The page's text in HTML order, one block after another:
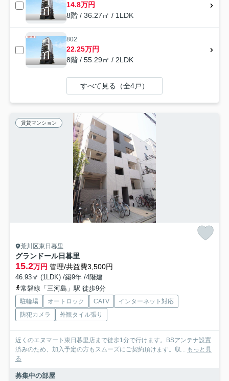
14.8万円
8階 / 36.27㎡ / 1LDK
802
22.25万円
8階 / 55.29㎡ / 2LDK
すべて見る（全4戸）
賃貸マンション
荒川区東日暮里
グランドール日暮里
15.2万円 管理/共益費3,500円
46.93㎡ (1LDK) /築9年 /4階建
常磐線「三河島」駅 徒歩9分
駐輪場 オートロック CATV
インターネット対応
防犯カメラ
外観タイル張り
近くのエヌマート東日暮里店まで徒歩1分で行けます。BSアンテナ設置
済みのため、加入予定の方もスムーズにご契約頂けます。収... もっと見
る
募集中の部屋